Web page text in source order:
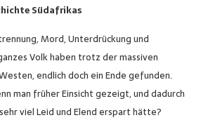
Südafrikas
Mord, Unterdrückung und
Volk haben trotz der massiven
endlich doch ein Ende gefunden.
man früher Einsicht gezeigt, und dadurch
viel Leid und Elend erspart hätte?